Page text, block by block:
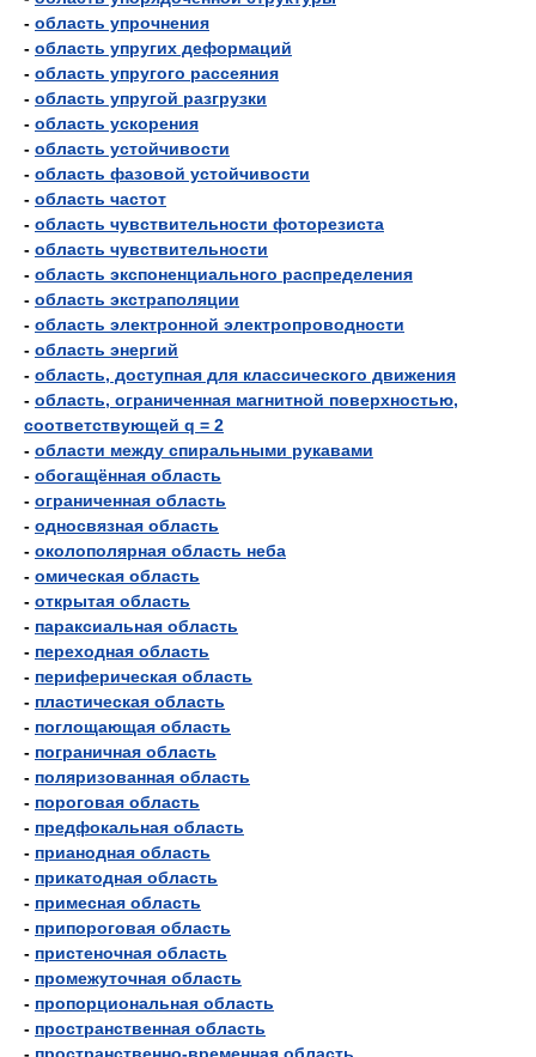
- область упрочнения
- область упругих деформаций
- область упругого рассеяния
- область упругой разгрузки
- область ускорения
- область устойчивости
- область фазовой устойчивости
- область частот
- область чувствительности фоторезиста
- область чувствительности
- область экспоненциального распределения
- область экстраполяции
- область электронной электропроводности
- область энергий
- область, доступная для классического движения
- область, ограниченная магнитной поверхностью,
соответствующей q = 2
- области между спиральными рукавами
- обогащённая область
- ограниченная область
- односвязная область
- околополярная область неба
- омическая область
- открытая область
- параксиальная область
- переходная область
- периферическая область
- пластическая область
- поглощающая область
- пограничная область
- поляризованная область
- пороговая область
- предфокальная область
- прианодная область
- прикатодная область
- примесная область
- припороговая область
- пристеночная область
- промежуточная область
- пропорциональная область
- пространственная область